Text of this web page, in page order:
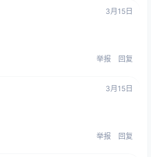
3月15日
举报 回复
3月15日
举报 回复